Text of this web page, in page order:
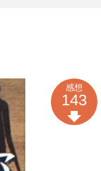
感想
143